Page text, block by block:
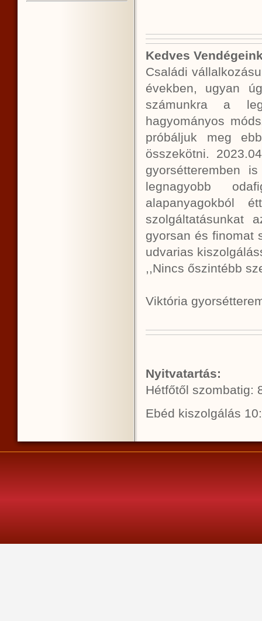
Kedves
Családi
években, ugyan
számunkra a
hagyományos
próbáljuk meg
összekötni.
gyorsétteremben
legnagyobb
alapanyagokból
szolgáltatásunkat
gyorsan és finomat
udvarias
,,Nincs őszintébb
Viktória
Nyitvatartás:
Hétfőtől szombatig:
Ebéd kiszolgálás